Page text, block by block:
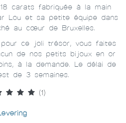
carats fabriquée à la main
Lou et sa petite équipe dans
au cœur de Bruxelles.
pour ce joli trésor, vous faites
de nos petits bijoux en or
à la demande. Le délai de
de 3 semaines.
(1)